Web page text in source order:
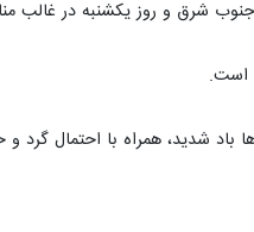
جنوب شرق و روز یکشنبه در
است.